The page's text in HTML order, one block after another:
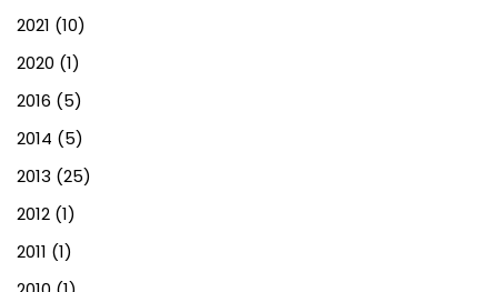
2021 (10)
2020 (1)
2016 (5)
2014 (5)
2013 (25)
2012 (1)
2011 (1)